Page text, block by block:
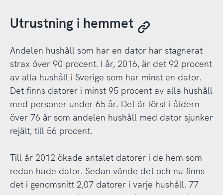
Utrustning i hemmet
Andelen hushåll som har en dator har stagnerat
strax över 90 procent. I år, 2016, är det 92 procent
av alla hushåll i Sverige som har minst en dator.
Det finns datorer i minst 95 procent av alla hushåll
med personer under 65 år. Det är först i åldern
över 76 år som andelen hushåll med dator sjunker
rejält, till 56 procent.
Till år 2012 ökade antalet datorer i de hem som
redan hade dator. Sedan vände det och nu finns
det i genomsnitt 2,07 datorer i varje hushåll. 77